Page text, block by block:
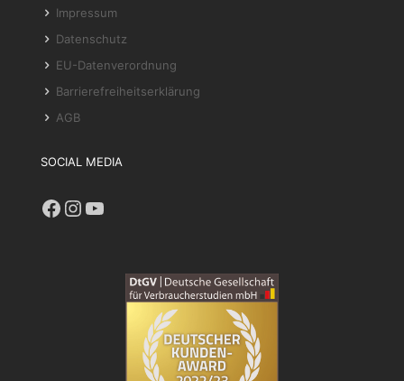
Impressum
Datenschutz
EU-Datenverordnung
Barrierefreiheitserklärung
AGB
SOCIAL MEDIA
Facebook
Instagram
YouTube